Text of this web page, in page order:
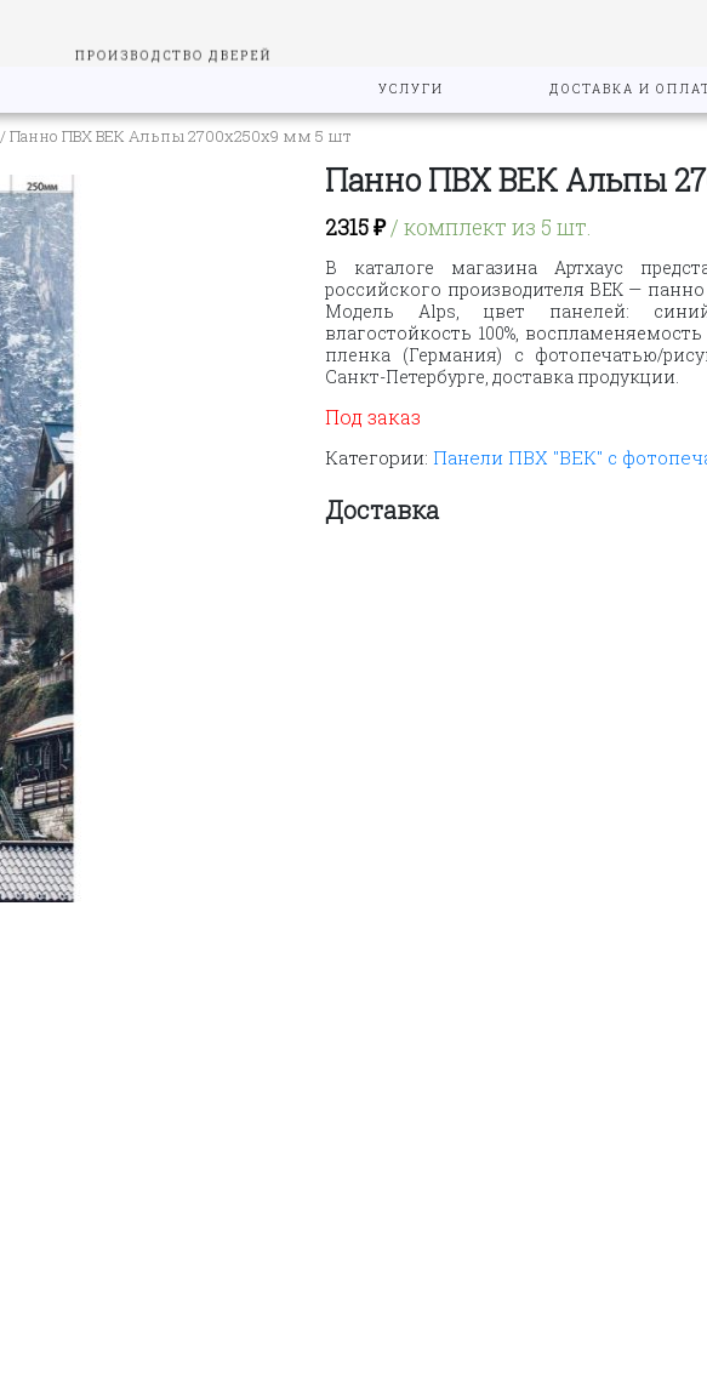
УСЛУГИ ДОСТАВКА И
/ Панно ПВХ ВЕК Альпы 2700х250х9 мм 5 шт
Панно ПВХ ВЕК Альпы
2315₽/ комплект из 5 шт.
В каталоге магазина Артхаус
российского производителя ВЕК —
Модель Alps, цвет панелей:
влагостойкость 100%,
пленка (Германия) с фотопечатью/
Санкт-Петербурге, доставка продукции.
Под заказ
Категории: Панели ПВХ "ВЕК" с
Доставка